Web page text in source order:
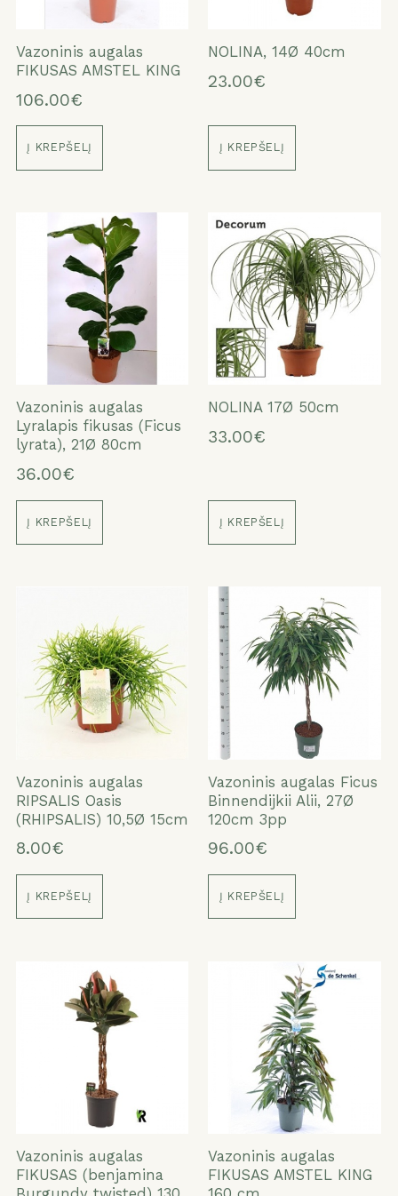
Vazoninis augalas
FIKUSAS AMSTEL KING
106.00€
Į KREPŠELĮ
NOLINA, 14Ø 40cm
23.00€
Į KREPŠELĮ
Vazoninis augalas
Lyralapis fikusas (Ficus
lyrata), 21Ø 80cm
36.00€
Į KREPŠELĮ
NOLINA 17Ø 50cm
33.00€
Į KREPŠELĮ
Vazoninis augalas
RIPSALIS Oasis
(RHIPSALIS) 10,5Ø 15cm
8.00€
Į KREPŠELĮ
Vazoninis augalas Ficus
Binnendijkii Alii, 27Ø
120cm 3pp
96.00€
Į KREPŠELĮ
Vazoninis augalas
FIKUSAS (benjamina
Vazoninis augalas
FIKUSAS AMSTEL KING